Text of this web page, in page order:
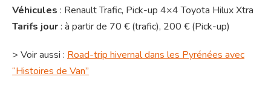
Véhicules : Renault Trafic, Pick-up 4×4 Toyota Hilux Xtra
Tarifs jour: à partir de 70 € (trafic), 200 € (Pick-up)
> Voir aussi : Road-trip hivernal dans les Pyrénées avec
“Histoires de Van”